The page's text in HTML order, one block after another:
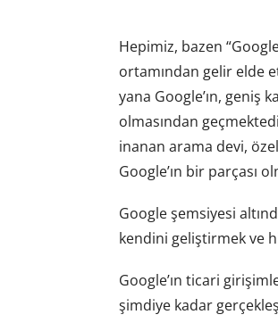
Hepimiz, bazen
ortamından gelir elde
yana Google’ın, geniş
olmasından
inanan arama devi,
Google’ın bir parçası
Google şemsiyesi
kendini geliştirmek ve
Google’ın ticari
şimdiye kadar